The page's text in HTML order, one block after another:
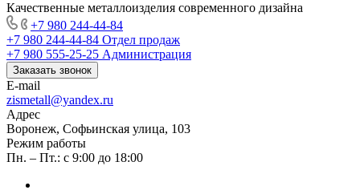
Качественные металлоизделия современного дизайна
+7 980 244-44-84
+7 980 244-44-84 Отдел продаж
+7 980 555-25-25 Администрация
Заказать звонок
E-mail
zismetall@yandex.ru
Адрес
Воронеж, Софьинская улица, 103
Режим работы
Пн. – Пт.: с 9:00 до 18:00